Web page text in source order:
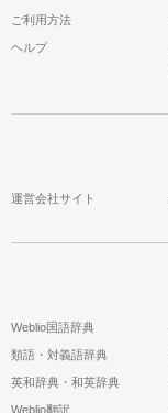
ご利用方法
ヘルプ
運営会社サイト
Weblio国語辞典
類語・対義語辞典
英和辞典・和英辞典
Weblio翻訳